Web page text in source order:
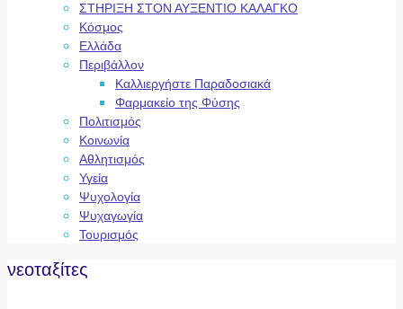
ΣΤΗΡΙΞΗ ΣΤΟΝ ΑΥΞΕΝΤΙΟ ΚΑΛΑΓΚΟ
Κόσμος
Ελλάδα
Περιβάλλον
Καλλιεργήστε Παραδοσιακά
Φαρμακείο της Φύσης
Πολιτισμός
Κοινωνία
Αθλητισμός
Υγεία
Ψυχολογία
Ψυχαγωγία
Τουρισμός
νεοταξίτες